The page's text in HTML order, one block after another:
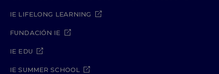
IE LIFELONG LEARNING
FUNDACIÓN IE
IE EDU
IE SUMMER SCHOOL